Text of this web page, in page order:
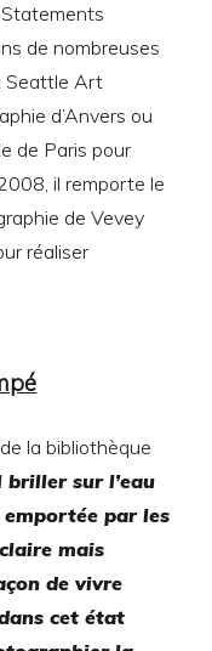
de nombreuses
Seattle Art
d’Anvers ou
de Paris pour
il remporte le
de Vevey
réaliser
la bibliothèque
sur l’eau
par les
mais
de vivre
cet état